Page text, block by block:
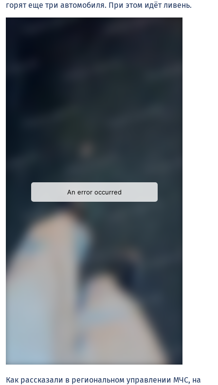
горят еще три автомобиля. При этом идёт ливень.
Как рассказали в региональном управлении МЧС, на